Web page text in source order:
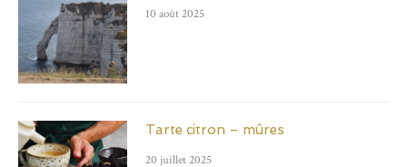
10 août 2025
Tarte citron – mûres
20 juillet 2025